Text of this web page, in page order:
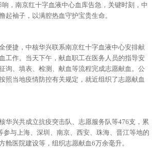
，南京红十字血液中心血库告急，关键时刻，中
起袖子，以满腔热血守护宝贵生命。
便捷，中核华兴联系南京红十字血液中心安排献
工作。当天下午，献血职工在医务人员的指导安
询、填表、检测、献血等流程完成志愿献血。公
照当地疫情防控有关规定，就近组织了志愿献血
华兴共成立抗疫突击队、志愿服务队等476支，累
参与上海、深圳、南京、西安、珠海、晋江等地的
舱医院建设等，组织志愿献血6万余毫升。